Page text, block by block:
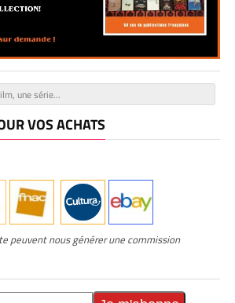
VOS ACHATS
peuvent nous générer une commission